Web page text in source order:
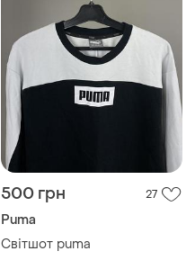
500 грн 27
Puma
Світшот puma